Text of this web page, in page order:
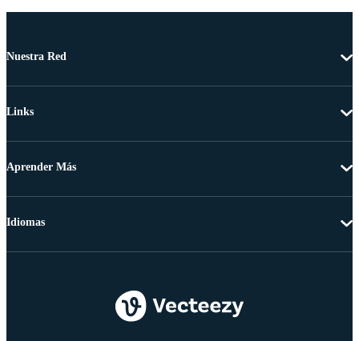
Nuestra Red
Links
Aprender Más
Idiomas